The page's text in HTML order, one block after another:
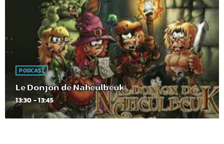
PODCAST
Le Donjon de Naheulbeuk
13:30 - 13:45